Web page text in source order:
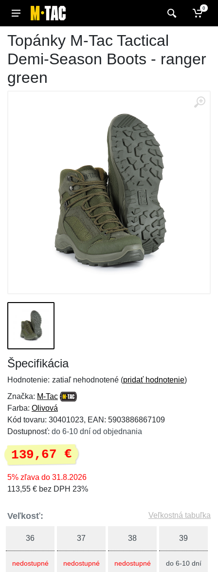
0
Topánky M-Tac Tactical
Demi-Season Boots - ranger
green
Špecifikácia
Hodnotenie: zatiaľ nehodnotené (pridať hodnotenie)
Značka: M-Tac
Farba: Olivová
Kód tovaru: 30401023, EAN: 5903886867109
Dostupnosť: do 6-10 dní od objednania
139,67 €
5% zľava do 31.8.2026
113,55 € bez DPH 23%
Veľkosť: Veľkostná tabuľka
36
nedostupné
37
nedostupné
38
nedostupné
39
do 6-10 dní